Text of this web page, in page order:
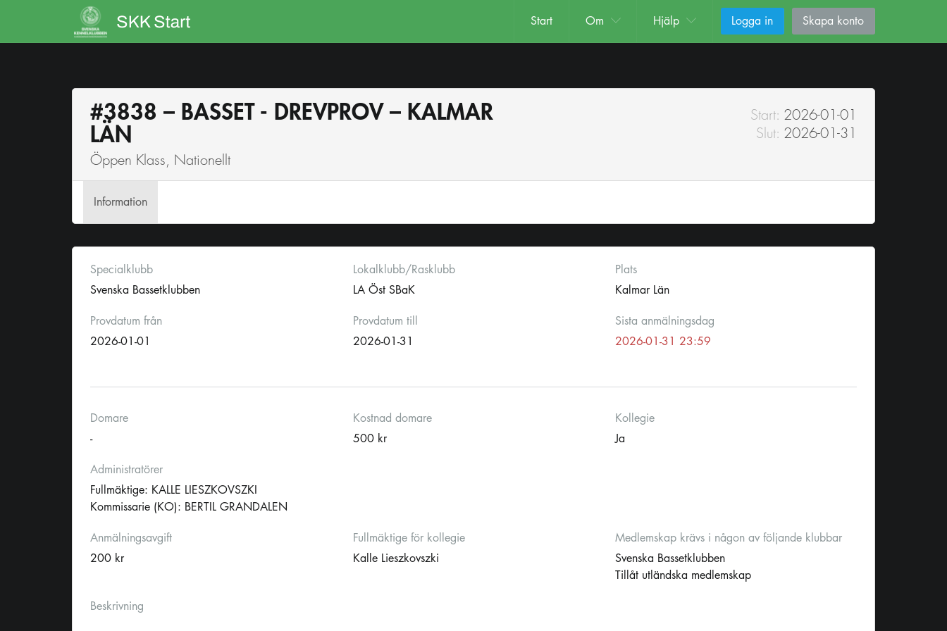
Start Om Hjälp Logga in Skapa konto
#3838 – BASSET - DREVPROV – KALMAR
LÄN
Öppen Klass, Nationellt
Start: 2026-01-01
Slut: 2026-01-31
Information
Specialklubb
Svenska Bassetklubben
Lokalklubb/Rasklubb
LA Öst SBaK
Plats
Kalmar Län
Provdatum från
2026-01-01
Provdatum till
2026-01-31
Sista anmälningsdag
2026-01-31 23:59
Domare
-
Kostnad domare
500 kr
Kollegie
Ja
Administratörer
Fullmäktige: KALLE LIESZKOVSZKI
Kommissarie (KO): BERTIL GRANDALEN
Anmälningsavgift
200 kr
Fullmäktige för kollegie
Kalle Lieszkovszki
Medlemskap krävs i någon av följande klubbar
Svenska Bassetklubben
Tillåt utländska medlemskap
Beskrivning